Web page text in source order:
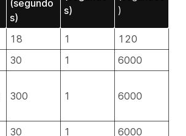
(segundo
s)
s)
)
18 1
120
30 1
6000
300 1 6000
30 1 6000